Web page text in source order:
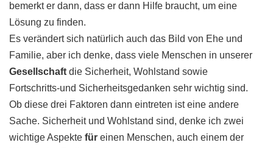
bemerkt er dann, dass er dann Hilfe braucht, um eine
Lösung zu finden.
Es verändert sich natürlich auch das Bild von Ehe und
Familie, aber ich denke, dass viele Menschen in unserer
Gesellschaft die Sicherheit, Wohlstand sowie
Fortschritts-und Sicherheitsgedanken sehr wichtig sind.
Ob diese drei Faktoren dann eintreten ist eine andere
Sache. Sicherheit und Wohlstand sind, denke ich zwei
wichtige Aspekte für einen Menschen, auch einem der